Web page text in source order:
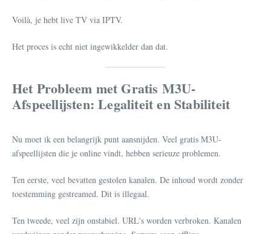
Voilà, je hebt live TV via IPTV.
Het proces is echt niet ingewikkelder dan dat.
Het Probleem met Gratis M3U-
Afspeellijsten: Legaliteit en Stabiliteit
Nu moet ik een belangrijk punt aansnijden. Veel gratis M3U-
afspeellijsten die je online vindt, hebben serieuze problemen.
Ten eerste, veel bevatten gestolen kanalen. De inhoud wordt zonder
toestemming gestreamed. Dit is illegaal.
Ten tweede, veel zijn onstabiel. URL's worden verbroken. Kanalen